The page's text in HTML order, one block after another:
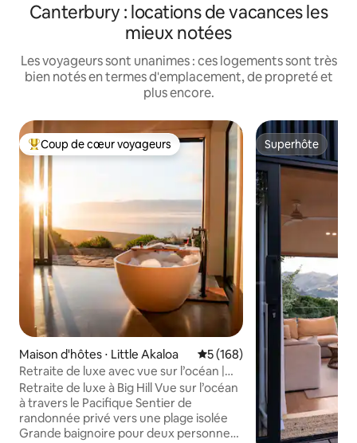
Canterbury : locations de vacances les
mieux notées
Les voyageurs sont unanimes : ces logements sont très
bien notés en termes d'emplacement, de propreté et
plus encore.
Coups de cœur voyageurs les plus appréciés
Coup de cœur voyageurs
Maison d'hôtes ⋅ Little Akaloa Évaluation moyenne sur la
5 (168)
Retraite de luxe avec vue sur l’océan |
Plage privée
Retraite de luxe à Big Hill Vue sur l’océan
à travers le Pacifique Sentier de
randonnée privé vers une plage isolée
Grande baignoire pour deux personnes
Superhôte
Superhôte